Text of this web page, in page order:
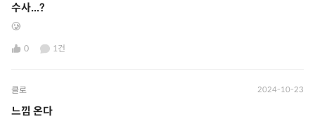
수사...?
🥲
0 1건
클로 2024-10-23
느낌 온다